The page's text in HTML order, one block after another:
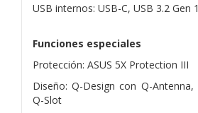
USB internos: USB-C, USB 3.2 Gen
Funciones especiales
Protección: ASUS 5X Protection III
Diseño: Q-Design con Q-
Q-Slot